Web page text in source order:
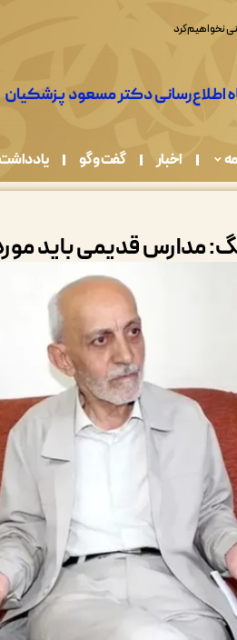
اخبار گفت و گو
مدارس قدیمی باید مورد